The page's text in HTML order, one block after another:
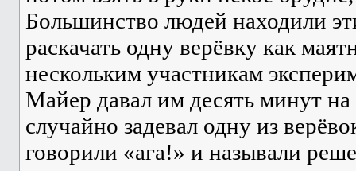
Большинство людей находили
раскачать одну верёвку как
нескольким участникам
Майер давал им десять минут
случайно задевал одну из
говорили «ага!» и называли